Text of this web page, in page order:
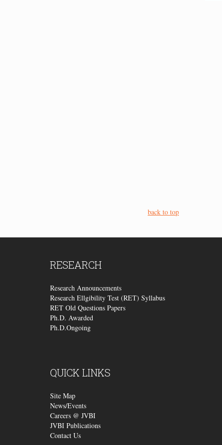
back to top
RESEARCH
Research Announcements
Research Ellgibility Test (RET) Syllabus
RET Old Questions Papers
Ph.D. Awarded
Ph.D.Ongoing
QUICK LINKS
Site Map
News/Events
Careers @ JVBI
JVBI Publications
Contact Us